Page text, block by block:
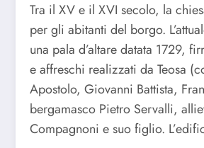
Tra il XV e il XVI secolo, la
per gli abitanti del borgo.
una pala d’altare datata 1729,
e affreschi realizzati da Teosa
Apostolo, Giovanni Battista,
bergamasco Pietro Servalli,
Compagnoni e suo figlio.